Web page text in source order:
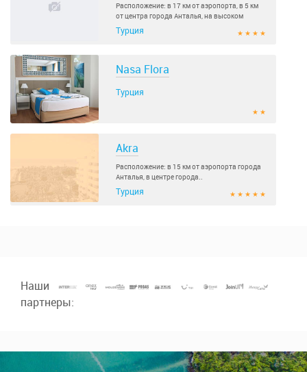
Расположение: в 17 км от аэропорта, в 5 км
от центра города Анталья, на высоком
берегу моря..
Турция ★ ★ ★ ★
Nasa Flora
Турция
★ ★
Akra
Расположение: в 15 км от аэропорта города
Анталья, в центре города..
Турция ★ ★ ★ ★ ★
Наши
партнеры: